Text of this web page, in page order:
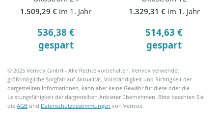
1.509,29 € im 1. Jahr
536,38 €
gespart
1.329,31 € im 1. Jahr
514,63 €
gespart
© 2025 Verivox GmbH - Alle Rechte vorbehalten. Verivox verwendet
größtmögliche Sorgfalt auf Aktualität, Vollständigkeit und Richtigkeit der
dargestellten Informationen, kann aber keine Gewähr für diese oder die
Leistungsfähigkeit der dargestellten Anbieter übernehmen. Bitte beachten Sie
dieAGB und Datenschutzbestimmungen von Verivox.